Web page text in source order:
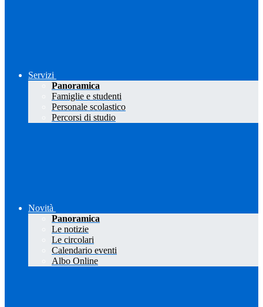
Servizi
Panoramica
Famiglie e studenti
Personale scolastico
Percorsi di studio
Novità
Panoramica
Le notizie
Le circolari
Calendario eventi
Albo Online